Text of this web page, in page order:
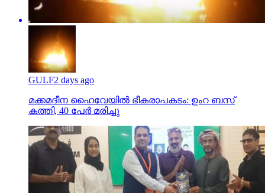
GULF2 days ago
മക്കമദീന ഹൈവേയില്‍ ഭീകരാപകടം: ഉംറ ബസ്
കത്തി, 40 പേര്‍ മരിച്ചു